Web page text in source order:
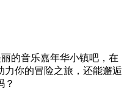
的音乐嘉年华小镇吧，在
力你的冒险之旅，还能邂逅
？